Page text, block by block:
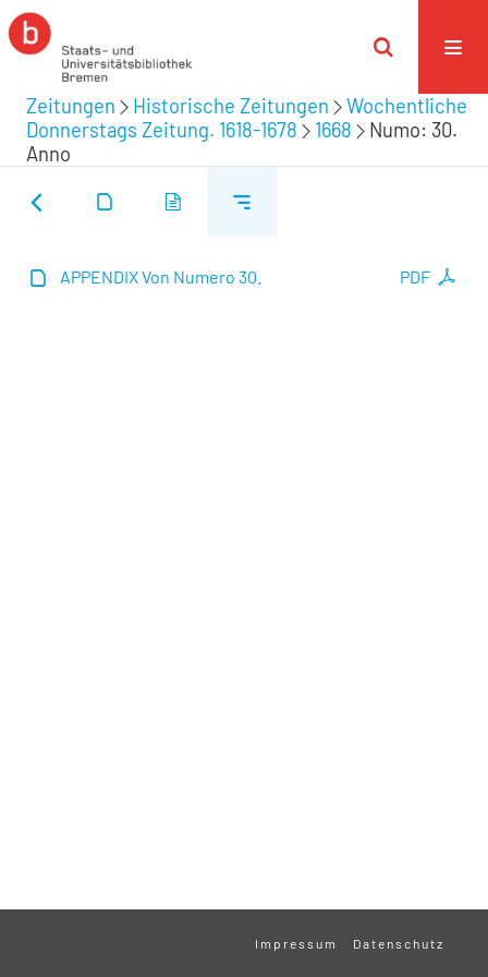
Zeitungen Historische Zeitungen
Wochentliche
Donnerstags Zeitung. 1618-1678
1668
Numo: 30.
Anno
PDF
APPENDIX Von Numero 30.
Impressum Datenschutz